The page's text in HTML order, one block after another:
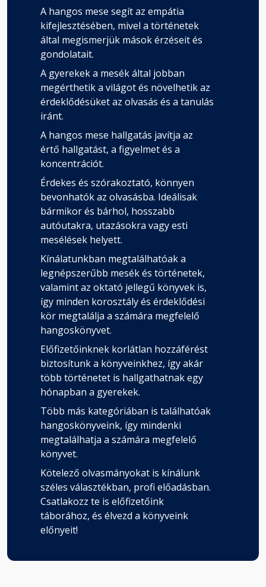
A hangos mese segít az empátia
kifejlesztésében, mivel a történetek
által megismerjük mások érzéseit és
gondolatait.
A gyerekek a mesék által jobban
megérthetik a világot és növelhetik az
érdeklődésüket az olvasás és a tanulás
iránt.
A hangos mese hallgatás javítja az
értő hallgatást, a figyelmet és a
koncentrációt.
Érdekes és szórakoztató, könnyen
bevonhatók az olvasásba. Ideálisak
bármikor és bárhol, hosszabb
autóutakra, utazásokra vagy esti
mesélések helyett.
Kínálatunkban megtalálhatóak a
legnépszerűbb mesék és történetek,
valamint az oktató jellegű könyvek is,
így minden korosztály és érdeklődési
kör megtalálja a számára megfelelő
hangoskönyvet.
Előfizetőinknek korlátlan hozzáférést
biztosítunk a könyveinkhez, így akár
több történetet is hallgathatnak egy
hónapban a gyerekek.
Több más kategóriában is találhatóak
hangoskönyveink, így mindenki
megtalálhatja a számára megfelelő
könyvet.
Kötelező olvasmányokat is kínálunk
széles választékban, profi előadásban.
Csatlakozz te is előfizetőink
táborához, és élvezd a könyveink
előnyeit!